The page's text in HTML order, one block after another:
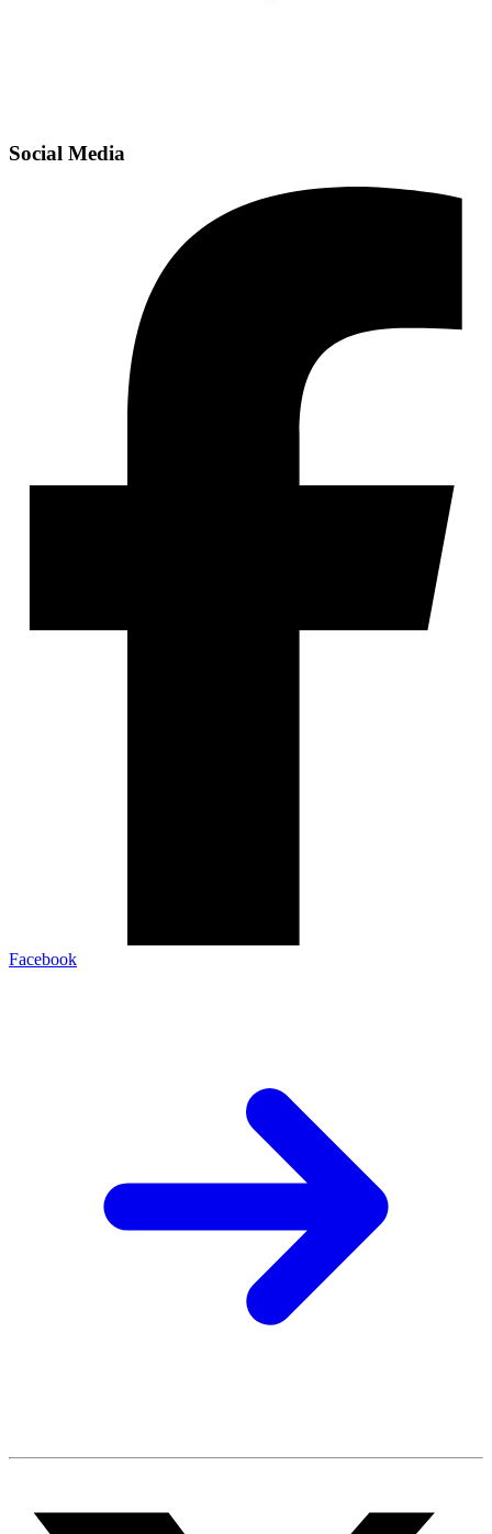
Social Media
Facebook